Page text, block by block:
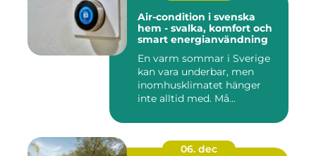
Air-condition i svenska
hem - svalka, komfort och
smart energianvändning
En varm sommar i Sverige
kan vara underbar, men
inomhusklimatet hänger
inte alltid med. Må...
06. dec